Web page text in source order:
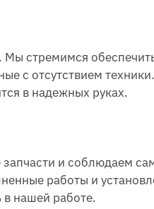
стремимся
с отсутствием
в надежных руках.
и соблюдаем
работы и
в нашей работе.